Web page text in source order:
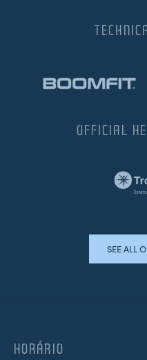
OFFICIAL
SEE ALL
HORÁRIO